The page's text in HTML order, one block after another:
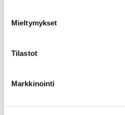
Mieltymykset
Tilastot
Markkinointi
Linkedin